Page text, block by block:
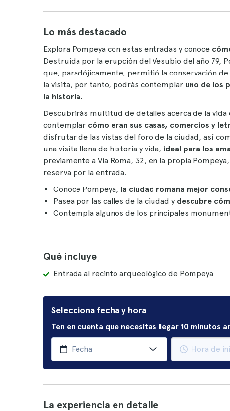
Lo más destacado
Explora Pompeya con estas entradas y conoce
Destruida por la erupción del Vesubio del año 79,
que, paradójicamente, permitió la conservación
la visita, por tanto, podrás contemplar uno de los
la historia.
Descubrirás multitud de detalles acerca de la vida
contemplar cómo eran sus casas, comercios y
disfrutar de las vistas del foro de la ciudad, así
una visita llena de historia y vida, ideal para los
previamente a Via Roma, 32, en la propia
reserva por la entrada.
Conoce Pompeya, la ciudad romana mejor
Pasea por las calles de la ciudad y descubre
Contempla algunos de los principales
Qué incluye
Entrada al recinto arqueológico de Pompeya
Selecciona fecha y hora
Ten en cuenta que necesitas llegar 10 minutos
La experiencia en detalle